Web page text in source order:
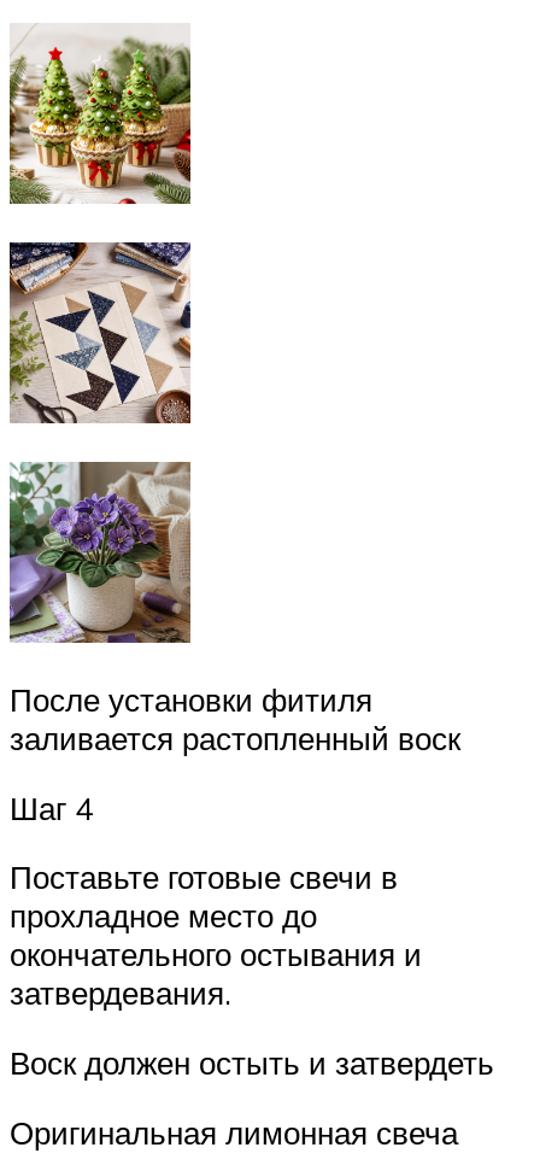
После установки фитиля
заливается растопленный воск
Шаг 4
Поставьте готовые свечи в
прохладное место до
окончательного остывания и
затвердевания.
Воск должен остыть и затвердеть
Оригинальная лимонная свеча